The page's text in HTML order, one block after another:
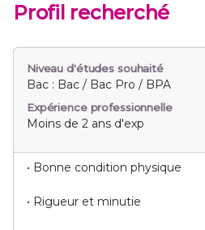
Profil recherché
Niveau d'études souhaité
Bac : Bac / Bac Pro / BPA
Expérience professionnelle
Moins de 2 ans d'exp
• Bonne condition physique
• Rigueur et minutie